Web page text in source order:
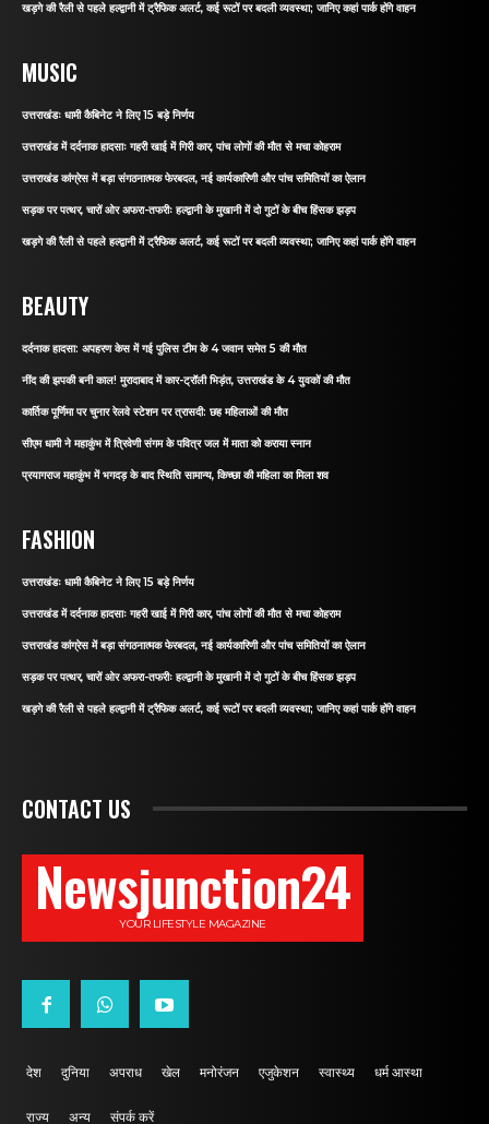
खड़गे की रैली से पहले हल्द्वानी में ट्रैफिक अलर्ट, कई रूटों पर बदली व्यवस्था; जानिए कहां पार्क होंगे वाहन
MUSIC
उत्तराखंडः धामी कैबिनेट ने लिए 15 बड़े निर्णय
उत्तराखंड में दर्दनाक हादसाः गहरी खाई में गिरी कार, पांच लोगों की मौत से मचा कोहराम
उत्तराखंड कांग्रेस में बड़ा संगठनात्मक फेरबदल, नई कार्यकारिणी और पांच समितियों का ऐलान
सड़क पर पत्थर, चारों ओर अफरा-तफरीः हल्द्वानी के मुखानी में दो गुटों के बीच हिंसक झड़प
खड़गे की रैली से पहले हल्द्वानी में ट्रैफिक अलर्ट, कई रूटों पर बदली व्यवस्था; जानिए कहां पार्क होंगे वाहन
BEAUTY
दर्दनाक हादसा: अपहरण केस में गई पुलिस टीम के 4 जवान समेत 5 की मौत
नींद की झपकी बनी काल! मुरादाबाद में कार-ट्रॉली भिड़ंत, उत्तराखंड के 4 युवकों की मौत
कार्तिक पूर्णिमा पर चुनार रेलवे स्टेशन पर त्रासदी: छह महिलाओं की मौत
सीएम धामी ने महाकुंभ में त्रिवेणी संगम के पवित्र जल में माता को कराया स्नान
प्रयागराज महाकुंभ में भगदड़ के बाद स्थिति सामान्य, किच्छा की महिला का मिला शव
FASHION
उत्तराखंडः धामी कैबिनेट ने लिए 15 बड़े निर्णय
उत्तराखंड में दर्दनाक हादसाः गहरी खाई में गिरी कार, पांच लोगों की मौत से मचा कोहराम
उत्तराखंड कांग्रेस में बड़ा संगठनात्मक फेरबदल, नई कार्यकारिणी और पांच समितियों का ऐलान
सड़क पर पत्थर, चारों ओर अफरा-तफरीः हल्द्वानी के मुखानी में दो गुटों के बीच हिंसक झड़प
खड़गे की रैली से पहले हल्द्वानी में ट्रैफिक अलर्ट, कई रूटों पर बदली व्यवस्था; जानिए कहां पार्क होंगे वाहन
CONTACT US
Newsjunction24
YOUR LIFESTYLE MAGAZINE
देश दुनिया अपराध खेल मनोरंजन एजुकेशन स्वास्थ्य धर्म आस्था
राज्य अन्य संपर्क करें